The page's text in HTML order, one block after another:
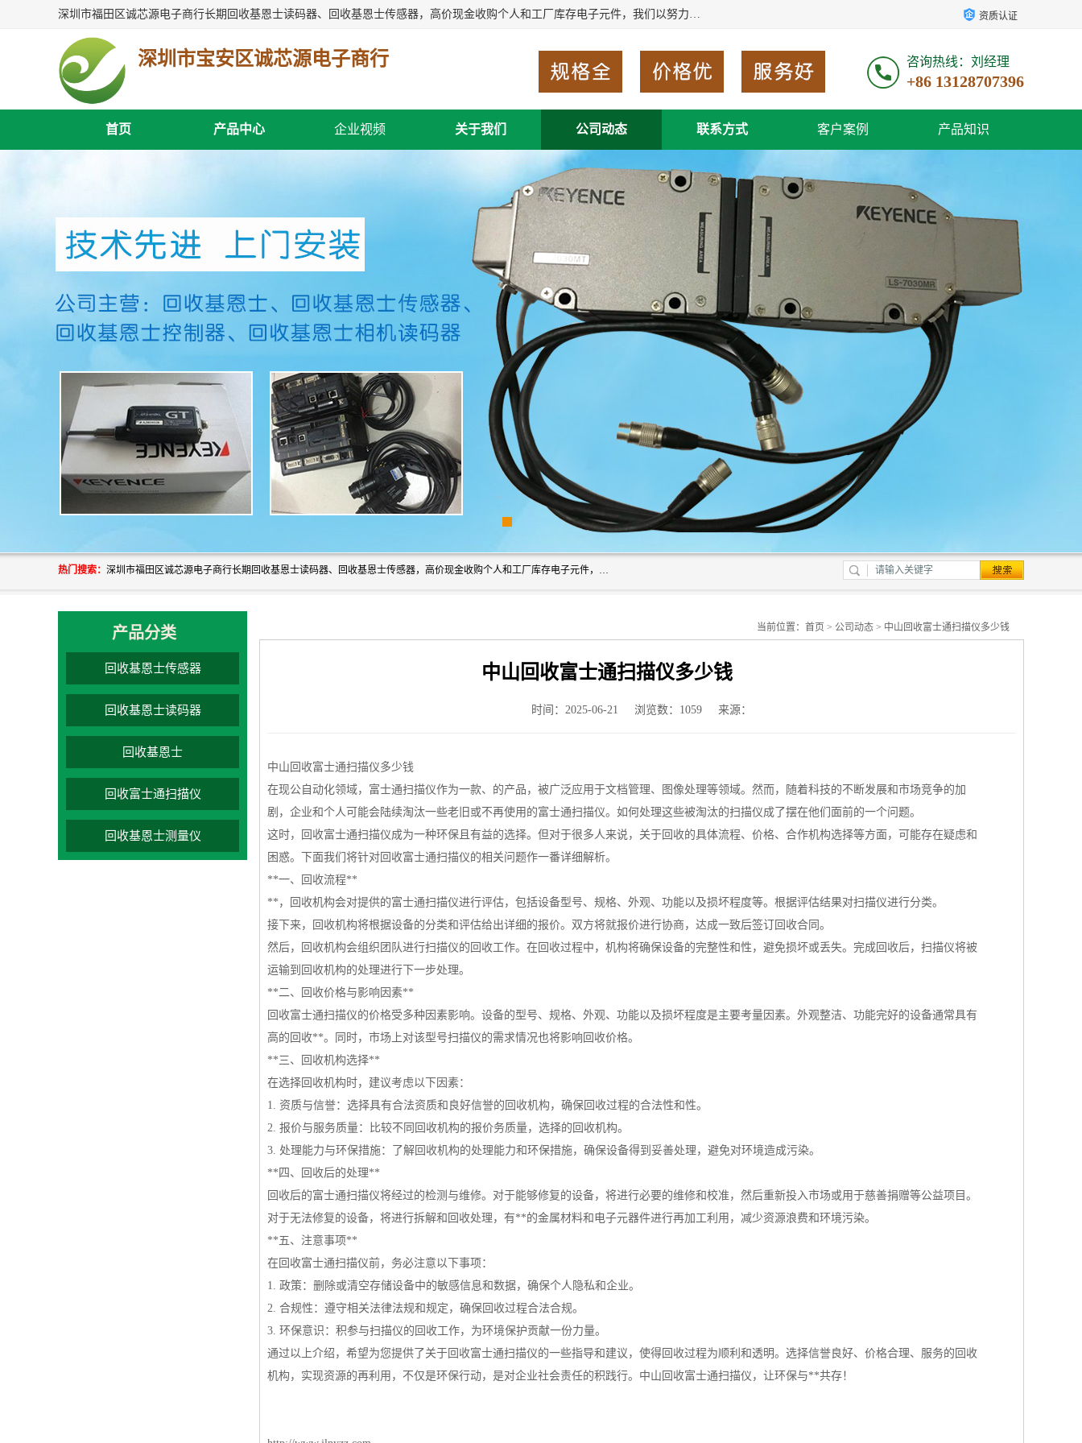
深圳市福田区诚芯源电子商行长期回收基恩士读码器、回收基恩士传感器，高价现金收购个人和工厂库存电子元件，我们以努力处事、以诚信待人，能迅速为客户消化库存、减少仓储、回笼资金，我们交易灵活方便，现金支付，价格合 理，尽量满足客户的要求，提供一条龙服务。 资质认证
深圳市宝安区诚芯源电子商行 咨询热线：刘经理
+86 13128707396
首页 产品中心 企业视频 关于我们 公司动态 联系方式 客户案例 产品知识
热门搜索： 深圳市福田区诚芯源电子商行长期回收基恩士读码器、回收基恩士传感器，高价现金收购个人和工厂库存电子元件，我们以努力处事、以诚信待人，能迅速为客户消化库存、减少仓储、回笼资金，我们交易灵活方便，现金支付，价格合 理，尽量满足客户的要求，提供一条龙服务。
产品分类
回收基恩士传感器
回收基恩士读码器
回收基恩士
回收富士通扫描仪
回收基恩士测量仪
当前位置： 首页 > 公司动态 > 中山回收富士通扫描仪多少钱
中山回收富士通扫描仪多少钱
时间：2025-06-21 浏览数：1059 来源：
中山回收富士通扫描仪多少钱
在现公自动化领域，富士通扫描仪作为一款、的产品，被广泛应用于文档管理、图像处理等领域。然而，随着科技的不断发展和市场竞争的加
剧，企业和个人可能会陆续淘汰一些老旧或不再使用的富士通扫描仪。如何处理这些被淘汰的扫描仪成了摆在他们面前的一个问题。
这时，回收富士通扫描仪成为一种环保且有益的选择。但对于很多人来说，关于回收的具体流程、价格、合作机构选择等方面，可能存在疑虑和
困惑。下面我们将针对回收富士通扫描仪的相关问题作一番详细解析。
**一、回收流程**
**，回收机构会对提供的富士通扫描仪进行评估，包括设备型号、规格、外观、功能以及损坏程度等。根据评估结果对扫描仪进行分类。
接下来，回收机构将根据设备的分类和评估给出详细的报价。双方将就报价进行协商，达成一致后签订回收合同。
然后，回收机构会组织团队进行扫描仪的回收工作。在回收过程中，机构将确保设备的完整性和性，避免损坏或丢失。完成回收后，扫描仪将被
运输到回收机构的处理进行下一步处理。
**二、回收价格与影响因素**
回收富士通扫描仪的价格受多种因素影响。设备的型号、规格、外观、功能以及损坏程度是主要考量因素。外观整洁、功能完好的设备通常具有
高的回收**。同时，市场上对该型号扫描仪的需求情况也将影响回收价格。
**三、回收机构选择**
在选择回收机构时，建议考虑以下因素：
1. 资质与信誉：选择具有合法资质和良好信誉的回收机构，确保回收过程的合法性和性。
2. 报价与服务质量：比较不同回收机构的报价务质量，选择的回收机构。
3. 处理能力与环保措施：了解回收机构的处理能力和环保措施，确保设备得到妥善处理，避免对环境造成污染。
**四、回收后的处理**
回收后的富士通扫描仪将经过的检测与维修。对于能够修复的设备，将进行必要的维修和校准，然后重新投入市场或用于慈善捐赠等公益项目。
对于无法修复的设备，将进行拆解和回收处理，有**的金属材料和电子元器件进行再加工利用，减少资源浪费和环境污染。
**五、注意事项**
在回收富士通扫描仪前，务必注意以下事项：
1. 政策：删除或清空存储设备中的敏感信息和数据，确保个人隐私和企业。
2. 合规性：遵守相关法律法规和规定，确保回收过程合法合规。
3. 环保意识：积参与扫描仪的回收工作，为环境保护贡献一份力量。
通过以上介绍，希望为您提供了关于回收富士通扫描仪的一些指导和建议，使得回收过程为顺利和透明。选择信誉良好、价格合理、服务的回收
机构，实现资源的再利用，不仅是环保行动，是对企业社会责任的积践行。中山回收富士通扫描仪，让环保与**共存！